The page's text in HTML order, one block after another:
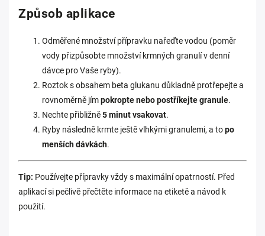
Způsob aplikace
Odměřené množství přípravku nařeďte vodou (poměr
vody přizpůsobte množství krmných granulí v denní
dávce pro Vaše ryby).
Roztok s obsahem beta glukanu důkladně protřepejte a
rovnoměrně jímpokropte nebo postříkejte granule.
Nechte přibližně5 minut vsakovat.
Ryby následně krmte ještě vlhkými granulemi, a topo
menších dávkách.
Tip: Používejte přípravky vždy s maximální opatrností. Před
aplikací si pečlivě přečtěte informace na etiketě a návod k
použití.